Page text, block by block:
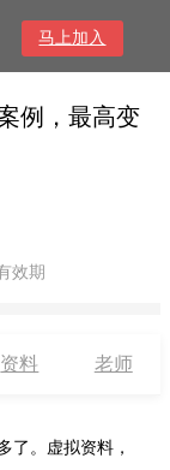
马上加入
例，最高变
效期
资料 老师
了。虚拟资料，